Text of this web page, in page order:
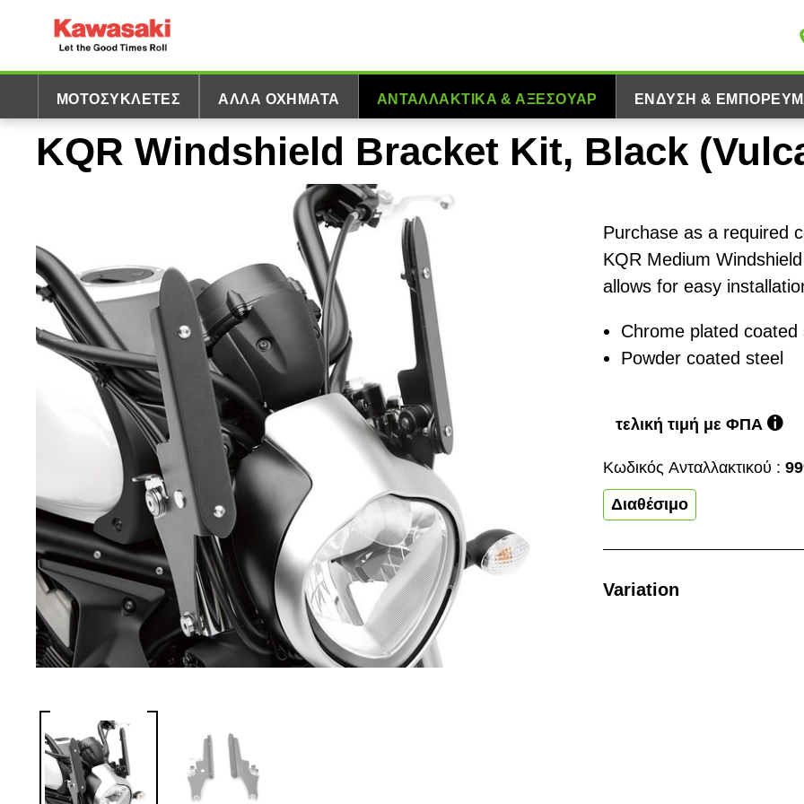
ΜΟΤΟΣΥΚΛΈΤΕΣ ΆΛΛΑ ΟΧΉΜΑΤΑ ΑΝΤΑΛΛΑΚΤΙΚΆ & ΑΞΕΣΟΥΆΡ ΈΝΔΥΣΗ &
KQR Windshield Bracket Kit, Black
Purchase as a required
KQR Medium
allows for easy
Chrome plated coated
Powder coated steel
τελική τιμή με ΦΠΑ
Κωδικός Aνταλλακτικού :
Διαθέσιμο
Variation